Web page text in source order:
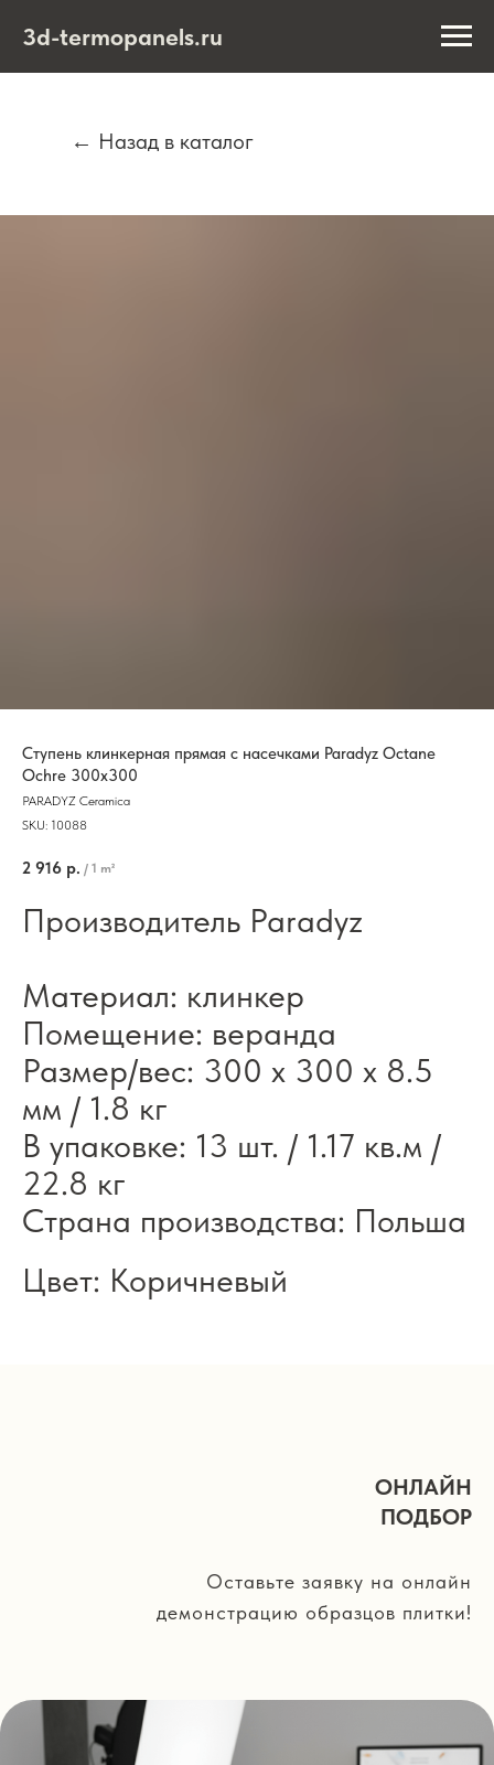
3d-termopanels.ru
← Назад в каталог
Ступень клинкерная прямая с насечками Paradyz Octane
Ochre 300x300
PARADYZ Ceramica
SKU: 10088
2 916 р. / 1 m²
Производитель Paradyz
Материал: клинкер
Помещение: веранда
Размер/вес: 300 x 300 x 8.5
мм / 1.8 кг
В упаковке: 13 шт. / 1.17 кв.м /
22.8 кг
Страна производства: Польша
Цвет: Коричневый
ОНЛАЙН
ПОДБОР
Оставьте заявку на онлайн
демонстрацию образцов плитки!